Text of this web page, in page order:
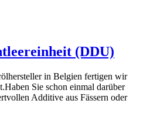
(DDU)
in Belgien fertigen wir
Sie schon einmal darüber
Additive aus Fässern oder